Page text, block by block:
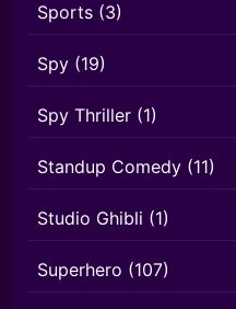
Sports (3)
Spy (19)
Spy Thriller (1)
Standup Comedy (11)
Studio Ghibli (1)
Superhero (107)